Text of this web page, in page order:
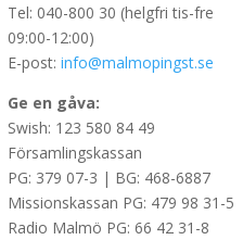
Tel: 040-800 30 (helgfri tis-fre
09:00-12:00)
E-post:info@malmopingst.se
Ge en gåva:
Swish: 123 580 84 49
Församlingskassan
PG: 379 07-3 | BG: 468-6887
Missionskassan PG: 479 98 31-5
Radio Malmö PG: 66 42 31-8